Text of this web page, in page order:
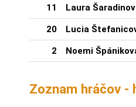
11 Laura
20 Lucia
2 Noemi
Zoznam hráčov -